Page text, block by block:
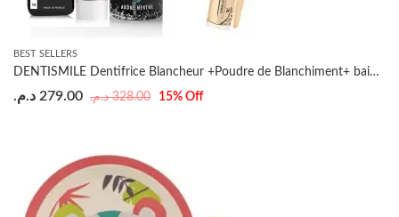
BEST SELLERS
DENTISMILE Dentifrice Blancheur +Poudre de Blanchiment+ bain de bouche =Brosse à dents offerte
328.00 د.م. 279.00 د.م. 15% Off